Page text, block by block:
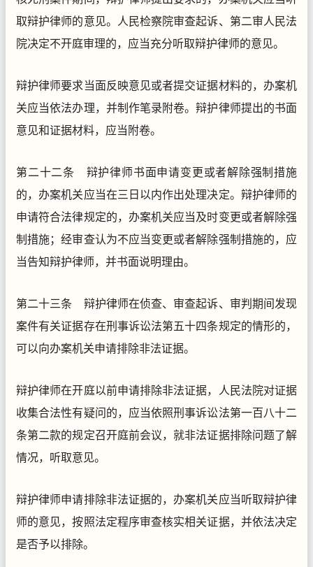
取辩护律师的意见。人民检察院审查起诉、第二审人民法
院决定不开庭审理的，应当充分听取辩护律师的意见。
辩护律师要求当面反映意见或者提交证据材料的，办案机
关应当依法办理，并制作笔录附卷。辩护律师提出的书面
意见和证据材料，应当附卷。
第二十二条 辩护律师书面申请变更或者解除强制措施
的，办案机关应当在三日以内作出处理决定。辩护律师的
申请符合法律规定的，办案机关应当及时变更或者解除强
制措施；经审查认为不应当变更或者解除强制措施的，应
当告知辩护律师，并书面说明理由。
第二十三条 辩护律师在侦查、审查起诉、审判期间发现
案件有关证据存在刑事诉讼法第五十四条规定的情形的，
可以向办案机关申请排除非法证据。
辩护律师在开庭以前申请排除非法证据，人民法院对证据
收集合法性有疑问的，应当依照刑事诉讼法第一百八十二
条第二款的规定召开庭前会议，就非法证据排除问题了解
情况，听取意见。
辩护律师申请排除非法证据的，办案机关应当听取辩护律
师的意见，按照法定程序审查核实相关证据，并依法决定
是否予以排除。